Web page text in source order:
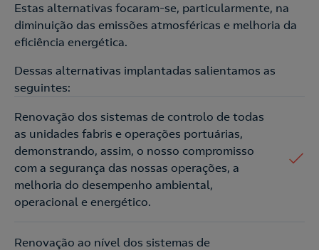
Estas alternativas focaram-se, particularmente, na
diminuição das emissões atmosféricas e melhoria da
eficiência energética.
Dessas alternativas implantadas salientamos as
seguintes:
Renovação dos sistemas de controlo de todas
as unidades fabris e operações portuárias,
demonstrando, assim, o nosso compromisso
com a segurança das nossas operações, a
melhoria do desempenho ambiental,
operacional e energético.
Renovação ao nível dos sistemas de